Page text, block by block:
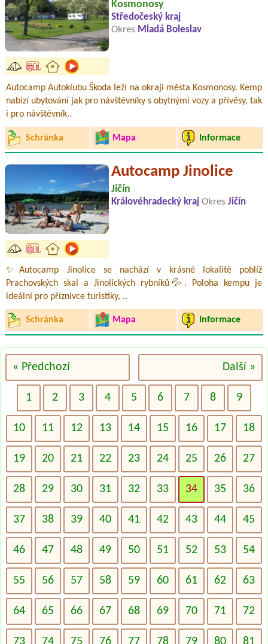
Kosmonosy
Středočeský kraj
Okres Mladá Boleslav
Autocamp Autoklubu Škoda leží na okraji města Kosmonosy. Kemp
nabízí ubytování jak pro návštěvníky s obytnými vozy a přívěsy, tak
i pro návštěvník..
Schránka Mapa Informace
Autocamp Jinolice
Jičín
Královéhradecký kraj Okres Jičín
✨Autocamp Jinolice se nachází v krásné lokalitě poblíž
Prachovských skal a Jinolických rybníků💦. Poloha kempu je
ideální pro příznivce turistiky, ..
Schránka Mapa Informace
« Předchozí Další »
1 2 3 4 5 6 7 8 9
10 11 12 13 14 15 16 17 18
19 20 21 22 23 24 25 26 27
28 29 30 31 32 33 34 35 36
37 38 39 40 41 42 43 44 45
46 47 48 49 50 51 52 53 54
55 56 57 58 59 60 61 62 63
64 65 66 67 68 69 70 71 72
73 74 75 76 77 78 79 80 81